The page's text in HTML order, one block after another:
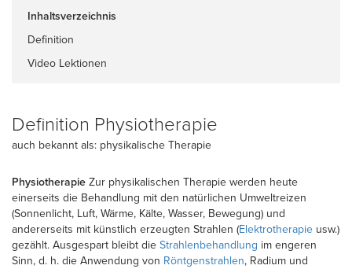
Inhaltsverzeichnis
Definition
Video Lektionen
Definition Physiotherapie
auch bekannt als: physikalische Therapie
Physiotherapie Zur physikalischen Therapie werden heute
einerseits die Behandlung mit den natürlichen Umweltreizen
(Sonnenlicht, Luft, Wärme, Kälte, Wasser, Bewegung) und
andererseits mit künstlich erzeugten Strahlen (Elektrotherapie usw.)
gezählt. Ausgespart bleibt die Strahlenbehandlung im engeren
Sinn, d. h. die Anwendung von Röntgenstrahlen, Radium und